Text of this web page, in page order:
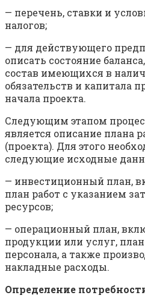
— перечень, ставки и
налогов;
— для действующего
описать состояние
состав имеющихся в
обязательств и капитала
начала про­екта.
Следующим этапом
является описание плана
(проекта). Для этого
следующие исходные
— инвестиционный план,
план работ с указанием
ресурсов;
— операционный план,
продукции или услуг,
персонала, а также
накладные расходы.
Определение